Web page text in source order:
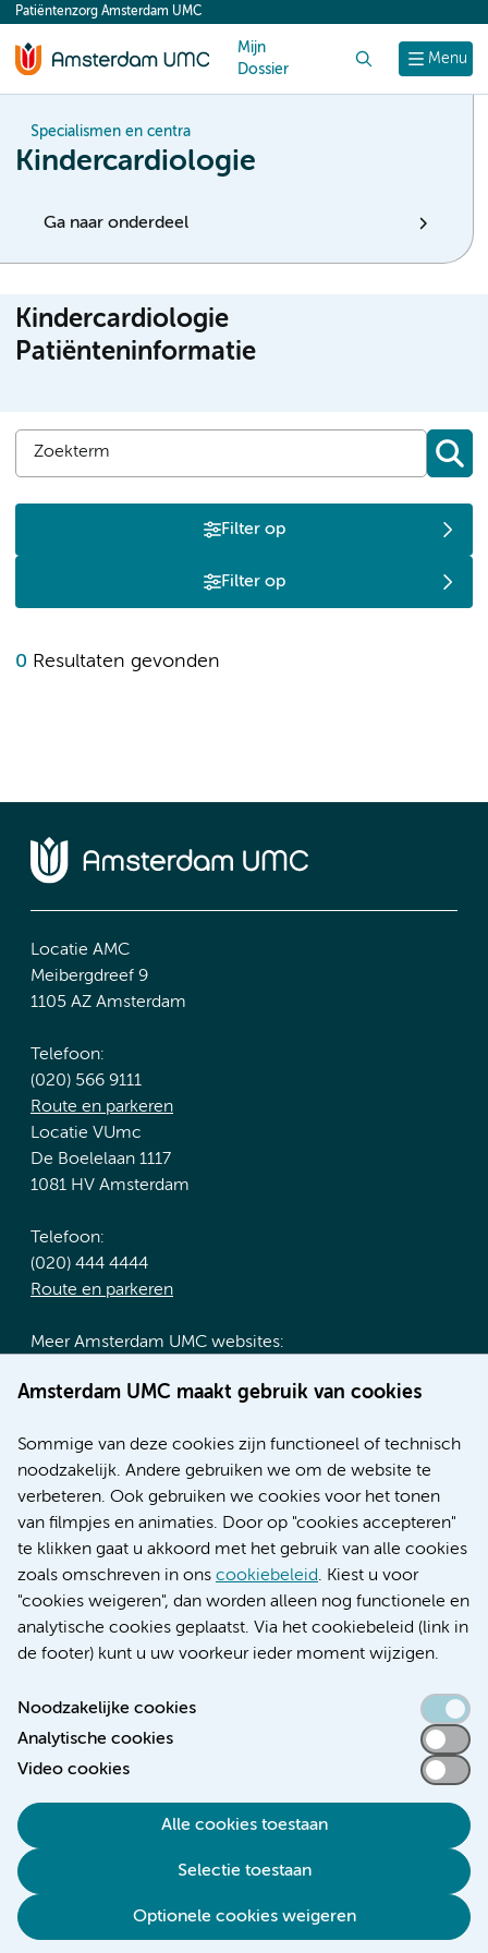
content
Amsterdam UMC maakt gebruik van cookies
Sommige van deze cookies zijn functioneel of technisch
noodzakelijk. Andere gebruiken we om de website te
verbeteren. Ook gebruiken we cookies voor het tonen
van filmpjes en animaties. Door op "cookies accepteren"
te klikken gaat u akkoord met het gebruik van alle cookies
zoals omschreven in ons cookiebeleid. Kiest u voor
"cookies weigeren", dan worden alleen nog functionele en
analytische cookies geplaatst. Via het cookiebeleid (link in
de footer) kunt u uw voorkeur ieder moment wijzigen.
Noodzakelijke cookies
Analytische cookies
Video cookies
Alle cookies toestaan
Selectie toestaan
Optionele cookies weigeren
Menu
Patiëntenzorg Amsterdam UMC
Mijn
Dossier
Specialismen en centra
Kindercardiologie
Ga naar onderdeel
Kindercardiologie
Patiënteninformatie
Filter op
Filter op
0 Resultaten gevonden
Locatie AMC
Meibergdreef 9
1105 AZ Amsterdam
Telefoon:
(020) 566 9111
Route en parkeren
Locatie VUmc
De Boelelaan 1117
1081 HV Amsterdam
Telefoon:
(020) 444 4444
Route en parkeren
Meer Amsterdam UMC websites:
Werken bij Amsterdam UMC
Nieuws
Research
Educatie locatie AMC
Educatie locatie VUmc
Verwijzen & diagnostiek
Toegankelijkheidsverklaring
Responsible disclosure